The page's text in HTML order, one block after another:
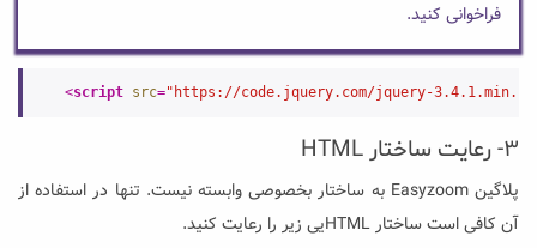
فراخوانی کنید.
<script src="https://code.jquery.com/jquery-
۳- رعایت ساختار HTML
پلاگین Easyzoom به ساختار بخصوصی وابسته نیست. تنها در استفاده از
آن کافی است ساختار HTMLیی زیر را رعایت کنید.